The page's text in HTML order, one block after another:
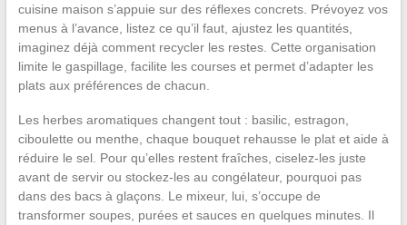
cuisine maison s’appuie sur des réflexes concrets. Prévoyez vos
menus à l’avance, listez ce qu’il faut, ajustez les quantités,
imaginez déjà comment recycler les restes. Cette organisation
limite le gaspillage, facilite les courses et permet d’adapter les
plats aux préférences de chacun.
Les herbes aromatiques changent tout : basilic, estragon,
ciboulette ou menthe, chaque bouquet rehausse le plat et aide à
réduire le sel. Pour qu’elles restent fraîches, ciselez-les juste
avant de servir ou stockez-les au congélateur, pourquoi pas
dans des bacs à glaçons. Le mixeur, lui, s’occupe de
transformer soupes, purées et sauces en quelques minutes. Il